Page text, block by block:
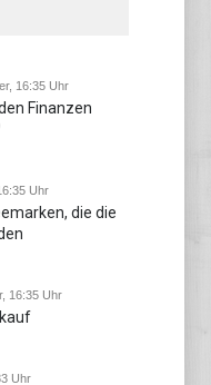
16:35 Uhr
Finanzen
Uhr
die die
16:35 Uhr
Uhr